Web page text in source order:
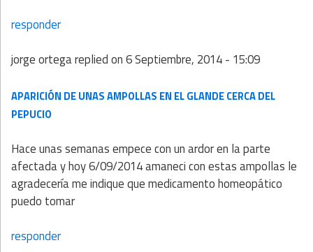
responder
jorge ortegareplied on6 Septiembre, 2014 - 15:09
APARICIÓN DE UNAS AMPOLLAS EN EL GLANDE CERCA DEL
PEPUCIO
Hace unas semanas empece con un ardor en la parte
afectada y hoy 6/09/2014 amaneci con estas ampollas le
agradecería me indique que medicamento homeopático
puedo tomar
responder